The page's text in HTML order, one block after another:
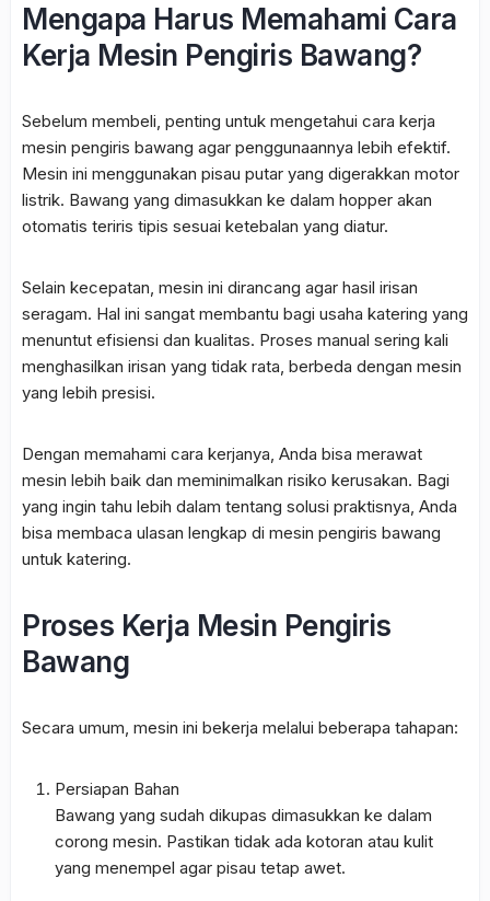
Mengapa Harus Memahami Cara
Kerja Mesin Pengiris Bawang?
Sebelum membeli, penting untuk mengetahui cara kerja
mesin pengiris bawang agar penggunaannya lebih efektif.
Mesin ini menggunakan pisau putar yang digerakkan motor
listrik. Bawang yang dimasukkan ke dalam hopper akan
otomatis teriris tipis sesuai ketebalan yang diatur.
Selain kecepatan, mesin ini dirancang agar hasil irisan
seragam. Hal ini sangat membantu bagi usaha katering yang
menuntut efisiensi dan kualitas. Proses manual sering kali
menghasilkan irisan yang tidak rata, berbeda dengan mesin
yang lebih presisi.
Dengan memahami cara kerjanya, Anda bisa merawat
mesin lebih baik dan meminimalkan risiko kerusakan. Bagi
yang ingin tahu lebih dalam tentang solusi praktisnya, Anda
bisa membaca ulasan lengkap di mesin pengiris bawang
untuk katering.
Proses Kerja Mesin Pengiris
Bawang
Secara umum, mesin ini bekerja melalui beberapa tahapan:
Persiapan Bahan
Bawang yang sudah dikupas dimasukkan ke dalam
corong mesin. Pastikan tidak ada kotoran atau kulit
yang menempel agar pisau tetap awet.